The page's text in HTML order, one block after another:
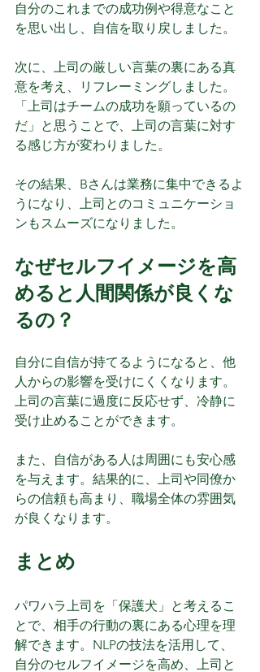
自分のこれまでの成功例や得意なこと
を思い出し、自信を取り戻しました。
次に、上司の厳しい言葉の裏にある真
意を考え、リフレーミングしました。
「上司はチームの成功を願っているの
だ」と思うことで、上司の言葉に対す
る感じ方が変わりました。
その結果、Bさんは業務に集中できるよ
うになり、上司とのコミュニケーショ
ンもスムーズになりました。
なぜセルフイメージを高
めると人間関係が良くな
るの？
自分に自信が持てるようになると、他
人からの影響を受けにくくなります。
上司の言葉に過度に反応せず、冷静に
受け止めることができます。
また、自信がある人は周囲にも安心感
を与えます。結果的に、上司や同僚か
らの信頼も高まり、職場全体の雰囲気
が良くなります。
まとめ
パワハラ上司を「保護犬」と考えるこ
とで、相手の行動の裏にある心理を理
解できます。NLPの技法を活用して、
自分のセルフイメージを高め、上司と